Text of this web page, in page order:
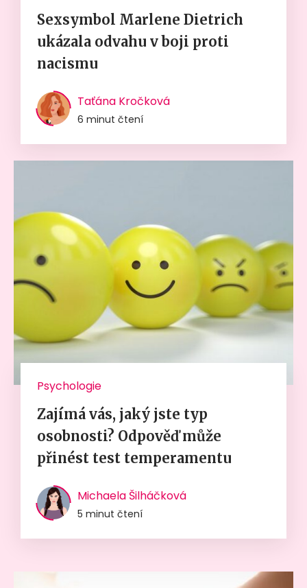
Sexsymbol Marlene Dietrich
ukázala odvahu v boji proti
nacismu
Taťána Kročková
6 minut čtení
Psychologie
Zajímá vás, jaký jste typ
osobnosti? Odpověď může
přinést test temperamentu
Michaela Šilháčková
5 minut čtení